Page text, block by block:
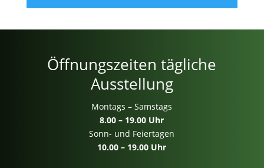
Öffnungszeiten tägliche
Ausstellung
Montags – Samstags
8.00 – 19.00 Uhr
Sonn- und Feiertagen
10.00 – 19.00 Uhr